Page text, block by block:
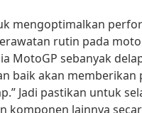
mengoptimalkan
rutin pada
MotoGP sebanyak
baik akan memberikan
Jadi pastikan untuk
komponen lainnya